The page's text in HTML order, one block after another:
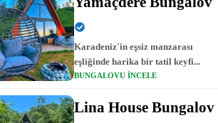
Karadeniz'in eşsiz manzarası
eşliğinde harika bir tatil keyfi...
BUNGALOVU INCELE
Lina House Bungalov